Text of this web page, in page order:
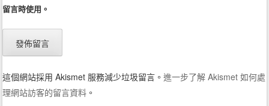
留言時使用。
這個網站採用 Akismet 服務減少垃圾留言。進一步了解 Akismet 如何處
理網站訪客的留言資料 。